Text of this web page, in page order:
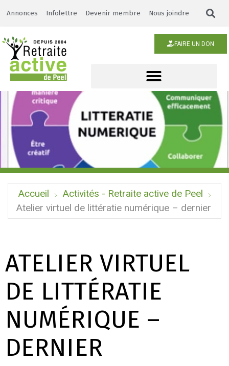
Annonces Infolettre Devenir membre Nous joindre
FAIRE UN DON
Accueil
Activités - Retraite active de Peel
Atelier virtuel de littératie numérique – dernier
ATELIER VIRTUEL
DE LITTÉRATIE
NUMÉRIQUE –
DERNIER